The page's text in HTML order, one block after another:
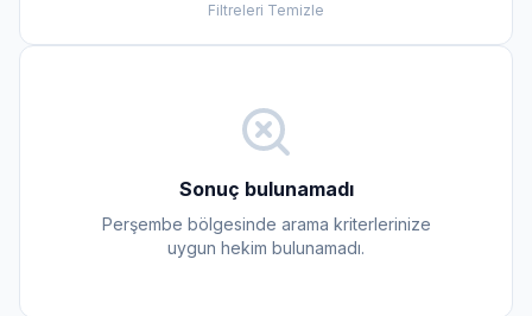
Filtreleri Temizle
Sonuç bulunamadı
Perşembe bölgesinde arama kriterlerinize
uygun hekim bulunamadı.